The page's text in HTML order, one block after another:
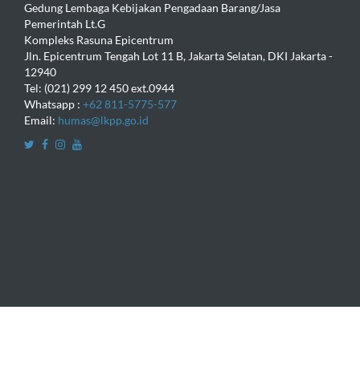
Gedung Lembaga Kebijakan Pengadaan Barang/Jasa
Pemerintah Lt.G
Kompleks Rasuna Epicentrum
Jln. Epicentrum Tengah Lot 11 B, Jakarta Selatan, DKI Jakarta -
12940
Tel: (021) 299 12 450 ext.0944
Whatsapp : +62 811-5775-577
Email: humas@lkpp.go.id